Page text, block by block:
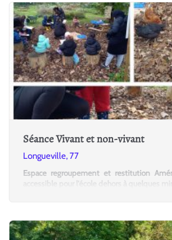
Séance Vivant et non-vivant
Longueville, 77
Espace regroupement et restitution
accessible pour l'école dehors à quelques